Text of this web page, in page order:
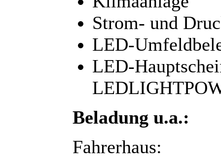
Strom- und
LED-
LED-
Beladung u.a.:
Fahrerhaus: